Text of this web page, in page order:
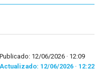
Publicado: 12/06/2026 · 12:09
Actualizado: 12/06/2026 · 12:22